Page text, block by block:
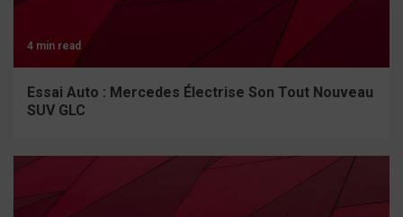
4 min read
Essai Auto : Mercedes Électrise Son Tout Nouveau
SUV GLC